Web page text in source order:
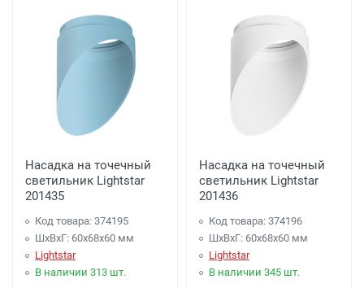
Насадка на точечный
светильник Lightstar
201435
Код товара: 374195
ШхВхГ: 60x68x60 мм
Lightstar
В наличии 313 шт.
Насадка на точечный
светильник Lightstar
201436
Код товара: 374196
ШхВхГ: 60x68x60 мм
Lightstar
В наличии 345 шт.